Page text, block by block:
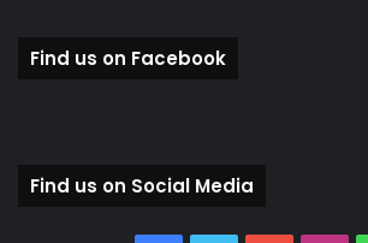
Find us on Facebook
Find us on Social Media